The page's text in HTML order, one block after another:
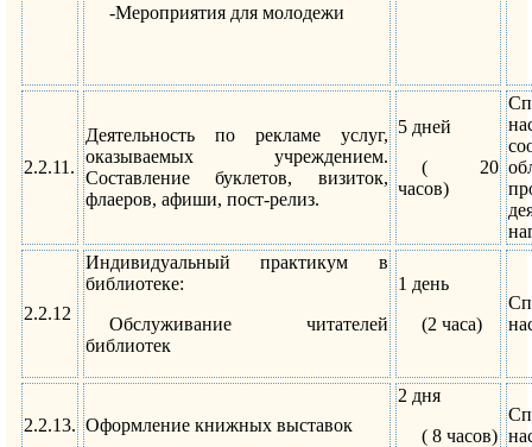
-Мероприятия для молодежи
2.2.11.
Деятельность по рекламе услуг,
оказываемых учреждением.
Составление буклетов, визиток,
флаеров, афиши, пост-релиз.
5 дней
( 20
часов)
2.2.12
Индивидуальный практикум в
библиотеке:
Обслуживание читателей
библиотек
1 день
(2 часа)
2.2.13. Оформление книжных выставок
2 дня
( 8 часов)